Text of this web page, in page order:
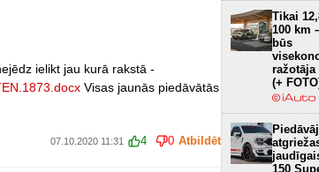
ielikt jau kurā rakstā -
Visas jaunās piedāvātās
07.10.2020 11:31 4 0 Atbildēt
Tikai
100 km
būs
ražotāja
(+
150